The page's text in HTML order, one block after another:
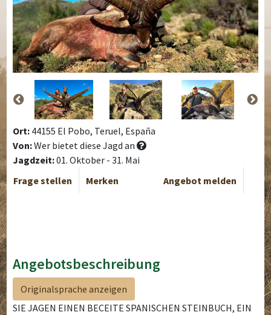
Ort: 44155 El Pobo, Teruel, España
Von:Wer bietet diese Jagd an
Jagdzeit:01. Oktober - 31. Mai
Frage stellen
Merken Angebot melden
Angebotsbeschreibung
Originalsprache anzeigen
SIE JAGEN EINEN BECEITE SPANISCHEN STEINBUCH, EIN